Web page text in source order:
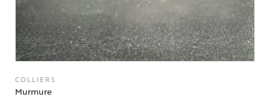
COLLIERS
Murmure